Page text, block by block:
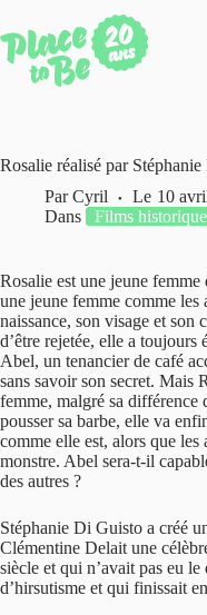
au
contenu
Rosalie réalisé par
Par Cyril Le 10
Dans
Films
Rosalie est une jeune femme
une jeune femme comme les
naissance, son visage et son
d’être rejetée, elle a toujours
Abel, un tenancier de café
sans savoir son secret. Mais
femme, malgré sa différence
pousser sa barbe, elle va
comme elle est, alors que
monstre. Abel sera-t-il
des autres ?
Stéphanie Di Guisto a créé
Clémentine Delait une
siècle et qui n’avait pas eu
d’hirsutisme et qui finissait